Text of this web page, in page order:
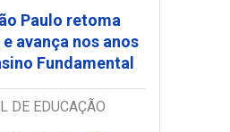
Paulo retoma
avança nos anos
Fundamental
DE EDUCAÇÃO